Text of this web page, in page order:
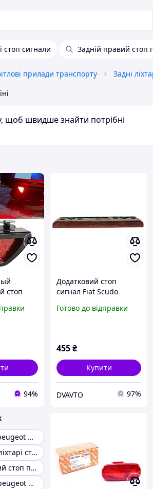
стоп сигнали Задній правий стоп
прилади транспорту Задні
щоб швидше знайти потрібні
стоп
стиль
94%
Додатковий стоп
сигнал Fiat Scudo
Готово до відправки
455₴
Купити
DVAVTO 97%
Ліхтар стоп peugeot partner
Peugeot 307 ліхтарі стоп сигнали
Задній правий стоп пежо партнер
Задній стоп peugeot boxer